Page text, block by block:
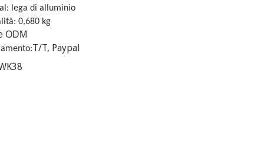
lega di alluminio
0,680 kg
ODM
T/T, Paypal